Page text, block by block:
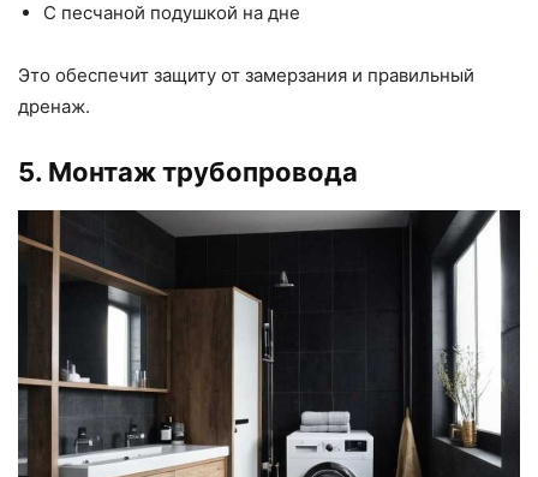
С песчаной подушкой на дне
Это обеспечит защиту от замерзания и правильный
дренаж.
5. Монтаж трубопровода